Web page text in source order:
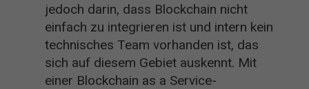
jedoch darin, dass Blockchain nicht
einfach zu integrieren ist und intern kein
technisches Team vorhanden ist, das
sich auf diesem Gebiet auskennt. Mit
einer Blockchain as a Service-